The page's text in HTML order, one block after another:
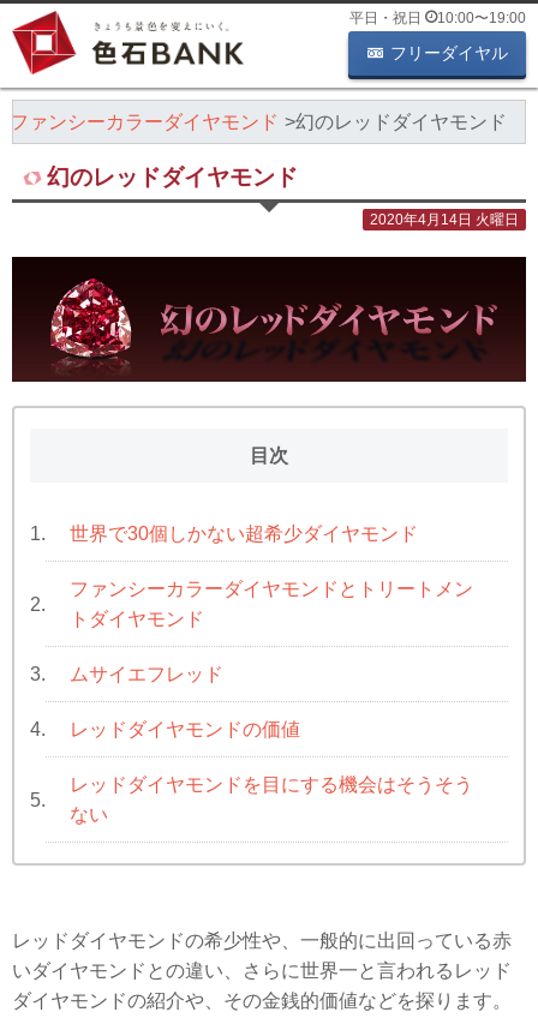
平日・祝日 10:00〜19:00
フリーダイヤル
ファンシーカラーダイヤモンド 幻のレッドダイヤモンド
幻のレッドダイヤモンド
2020年4月14日 火曜日
目次
1. 世界で30個しかない超希少ダイヤモンド
2.
ファンシーカラーダイヤモンドとトリートメン
トダイヤモンド
3. ムサイエフレッド
4. レッドダイヤモンドの価値
5.
レッドダイヤモンドを目にする機会はそうそう
ない
レッドダイヤモンドの希少性や、一般的に出回っている赤
いダイヤモンドとの違い、さらに世界一と言われるレッド
ダイヤモンドの紹介や、その金銭的価値などを探ります。